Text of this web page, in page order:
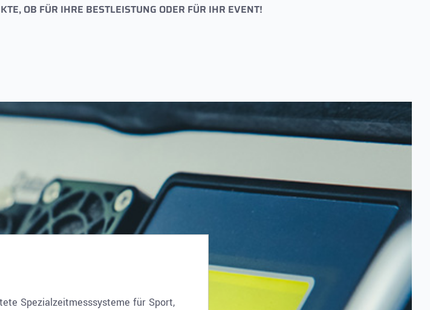
OB FÜR IHRE BESTLEISTUNG ODER FÜR IHR EVENT!
Spezialzeitmesssysteme für Sport,